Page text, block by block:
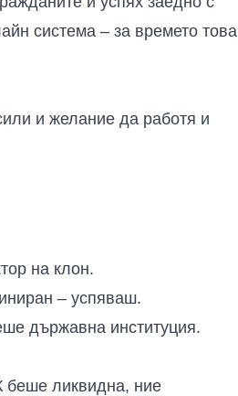
система – за времето това
и желание да работя и
на клон.
– успяваш.
държавна институция.
беше ликвидна, ние